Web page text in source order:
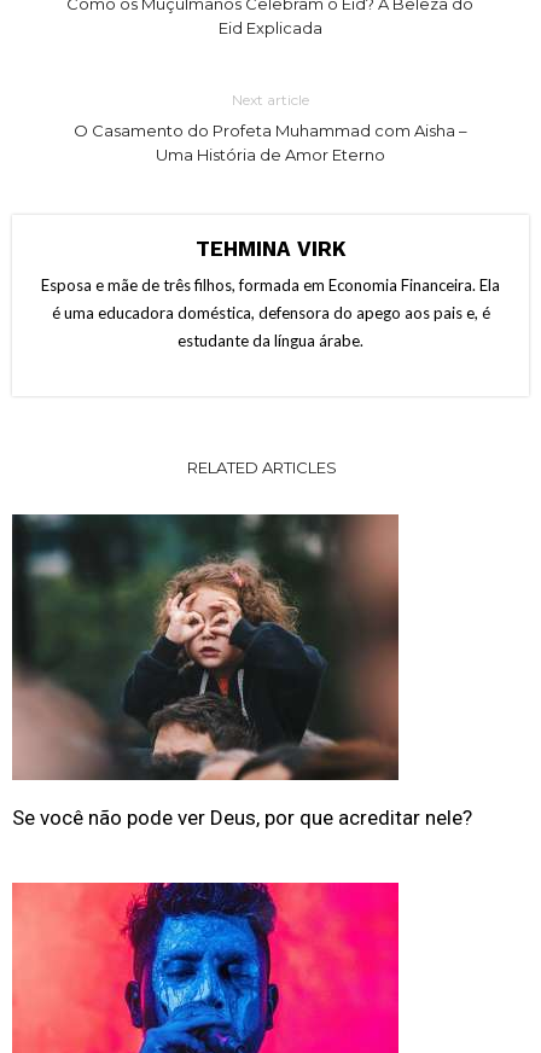
Eid Explicada
Next article
O Casamento do Profeta Muhammad com Aisha –
Uma História de Amor Eterno
TEHMINA VIRK
Esposa e mãe de três filhos, formada em Economia Financeira. Ela
é uma educadora doméstica, defensora do apego aos pais e, é
estudante da língua árabe.
RELATED ARTICLES
Se você não pode ver Deus, por que acreditar nele?